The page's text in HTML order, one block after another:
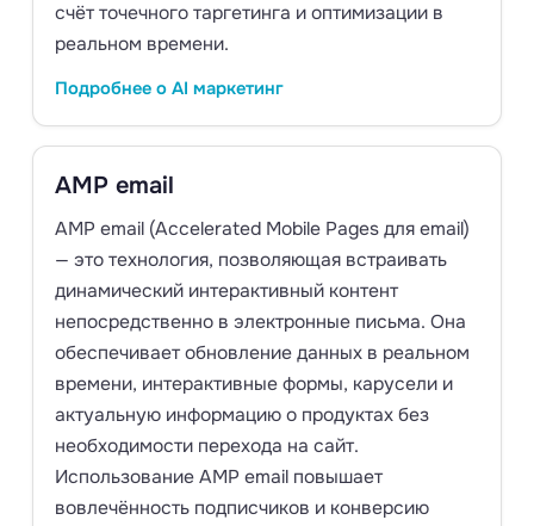
счёт точечного таргетинга и оптимизации в
реальном времени.
Подробнее о AI маркетинг
AMP email
AMP email (Accelerated Mobile Pages для email)
— это технология, позволяющая встраивать
динамический интерактивный контент
непосредственно в электронные письма. Она
обеспечивает обновление данных в реальном
времени, интерактивные формы, карусели и
актуальную информацию о продуктах без
необходимости перехода на сайт.
Использование AMP email повышает
вовлечённость подписчиков и конверсию